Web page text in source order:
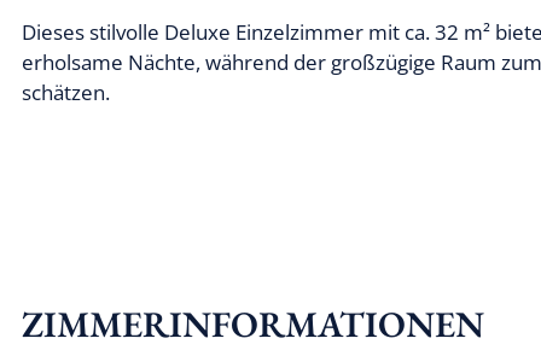
Dieses stilvolle Deluxe Einzelzimmer mit ca. 32 m²
erholsame Nächte, während der großzügige Raum
schätzen.
ZIMMERINFORMATIONEN